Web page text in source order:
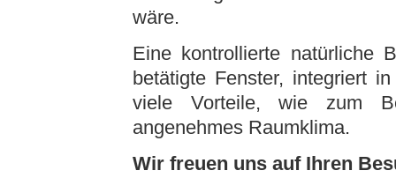
wäre.
Eine kontrollierte natürliche
betätigte Fenster, integriert
viele Vorteile, wie zum
angenehmes Raumklima.
Wir freuen uns auf Ihren